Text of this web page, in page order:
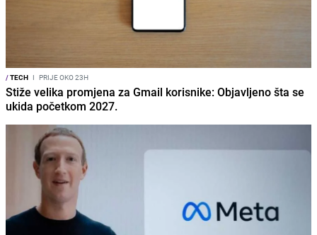
/TECH I PRIJE OKO 23H
Stiže velika promjena za Gmail korisnike: Objavljeno šta se
ukida početkom 2027.